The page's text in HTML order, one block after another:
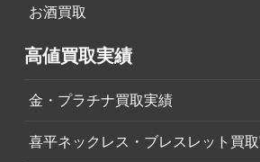
お酒買取
高値買取実績
金・プラチナ買取実績
喜平ネックレス・ブレスレット買